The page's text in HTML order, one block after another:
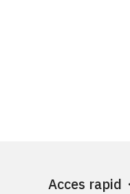
Acces rapid